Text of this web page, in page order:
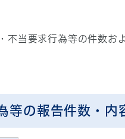
不当要求行為等の件数お
等の報告件数・内